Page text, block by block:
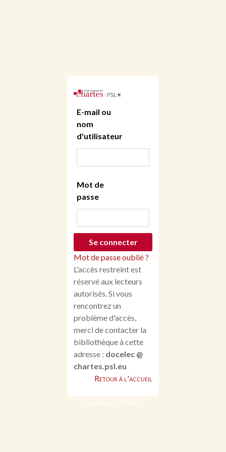
E-mail ou
nom
d'utilisateur
Mot de
passe
Mot de passe oublié ?
L'accès restreint est
réservé aux lecteurs
autorisés. Si vous
rencontrez un
problème d'accès,
merci de contacter la
bibliothèque à cette
adresse : docelec @
chartes.psl.eu
Retour à l'accueil
Propulsé par Omeka S